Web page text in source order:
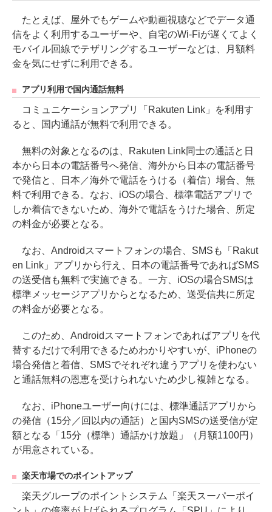
たとえば、屋外でもゲームや動画視聴などでデータ通
信をよく利用するユーザーや、自宅のWi-Fiが遅くてよく
モバイル回線でテザリングするユーザーなどは、月額料
金を気にせずに利用できる。
アプリ利用で国内通話無料
コミュニケーションアプリ「Rakuten Link」を利用す
ると、国内通話が無料で利用できる。
無料の対象となるのは、Rakuten Link同士の通話と日
本から日本の電話番号へ発信、海外から日本の電話番号
で発信と、日本／海外で電話をうける（着信）場合、無
料で利用できる。なお、iOSの場合、標準電話アプリで
しか着信できないため、海外で電話をうけた場合、所定
の料金が必要となる。
なお、Androidスマートフォンの場合、SMSも「Rakut
en Link」アプリから行え、日本の電話番号であればSMS
の送受信も無料で実施できる。一方、iOSの場合SMSは
標準メッセージアプリからとなるため、送受信共に所定
の料金が必要となる。
このため、Androidスマートフォンであればアプリを代
替するだけで利用できるためわかりやすいが、iPhoneの
場合発信と着信、SMSでそれぞれ違うアプリを使わない
と通話無料の恩恵を受けられないため少し複雑となる。
なお、iPhoneユーザー向けには、標準通話アプリから
の発信（15分／回以内の通話）と国内SMSの送受信が定
額となる「15分（標準）通話かけ放題」（月額1100円）
が用意されている。
楽天市場でのポイントアップ
楽天グループのポイントシステム「楽天スーパーポイ